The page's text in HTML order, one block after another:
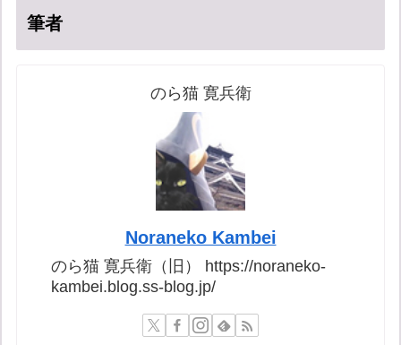
筆者
のら猫 寛兵衛
Noraneko Kambei
のら猫 寛兵衛（旧） https://noraneko-
kambei.blog.ss-blog.jp/